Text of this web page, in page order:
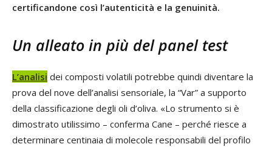
certificandone così l’autenticità e la genuinità.
Un alleato in più del panel test
L’analisi dei composti volatili potrebbe quindi diventare la
prova del nove dell’analisi sensoriale, la “Var” a supporto
della classificazione degli oli d’oliva. «Lo strumento si è
dimostrato utilissimo – conferma Cane – perché riesce a
determinare centinaia di molecole responsabili del profilo